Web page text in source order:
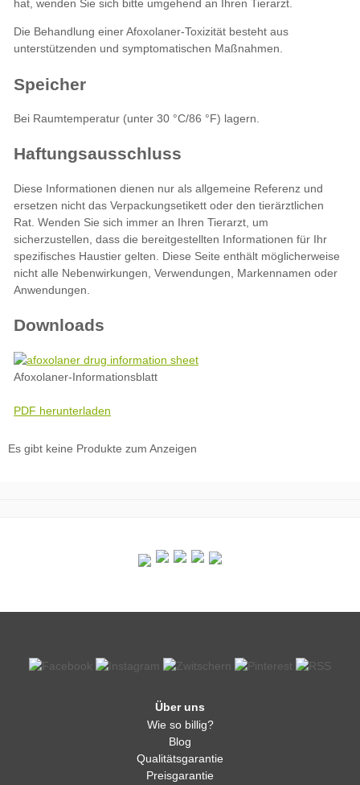
Downloads
Afoxolaner-Informationsblatt
PDF herunterladen
Es gibt keine Produkte zum Anzeigen
Über uns
Wie so billig?
Blog
Qualitätsgarantie
Preisgarantie